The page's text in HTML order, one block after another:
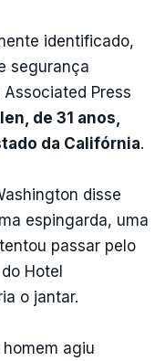
identificado,
segurança
Press
de 31 anos,
da Califórnia.
disse
espingarda, uma
passar pelo
Hotel
o jantar.
agiu